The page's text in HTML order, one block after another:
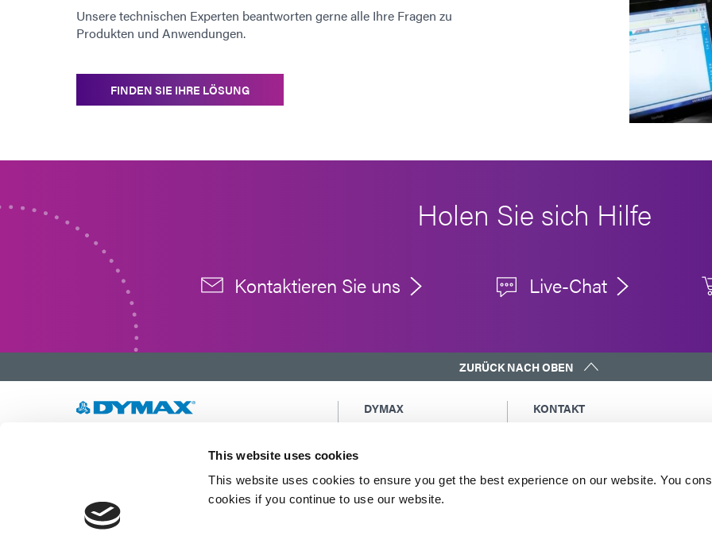
This website uses cookies
This website uses cookies to ensure you get the best experience on our website. You
cookies if you continue to use our website.
Unsere technischen Experten beantworten gerne alle Ihre Fragen zu
Produkten und Anwendungen.
FINDEN SIE IHRE LÖSUNG
Holen Sie sich Hilfe
Kontaktieren Sie uns Live-Chat
ZURÜCK NACH OBEN
Wir entwickeln innovative, schnell härtende und
lichthärtende Materialien, Dosiergeräte und
UV-/LED-Lichthärtungssysteme, um die
Fertigungseffizienz drastisch zu verbessern.
DYMAX
Einkaufsbedingungen
KONTAKT
Nordamerika: +1 860.482.1010